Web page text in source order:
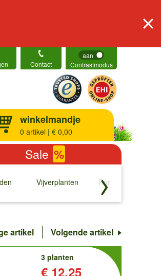
Contact
aan
Contrastmodus
winkelmandje
0 artikel | € 0,00
Sale %
Vijverplanten
↓
Rariteiten
↓
artikel Volgende artikel
3 planten
€ 12,25